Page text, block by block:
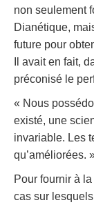
non seulement
Dianétique,
future pour
Il avait en fait,
préconisé le
« Nous
existé, une
invariable. Les
qu’améliorées.
Pour fournir à
cas sur